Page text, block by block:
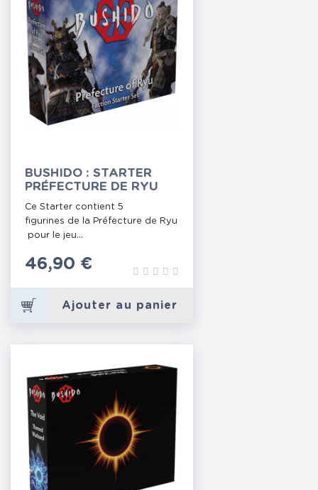
BUSHIDO : STARTER
PRÉFECTURE DE RYU
Ce Starter contient 5
figurines de la Préfecture de Ryu
pour le jeu...
Prix
46,90 €
Ajouter au panier